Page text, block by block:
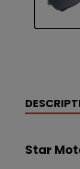
Star